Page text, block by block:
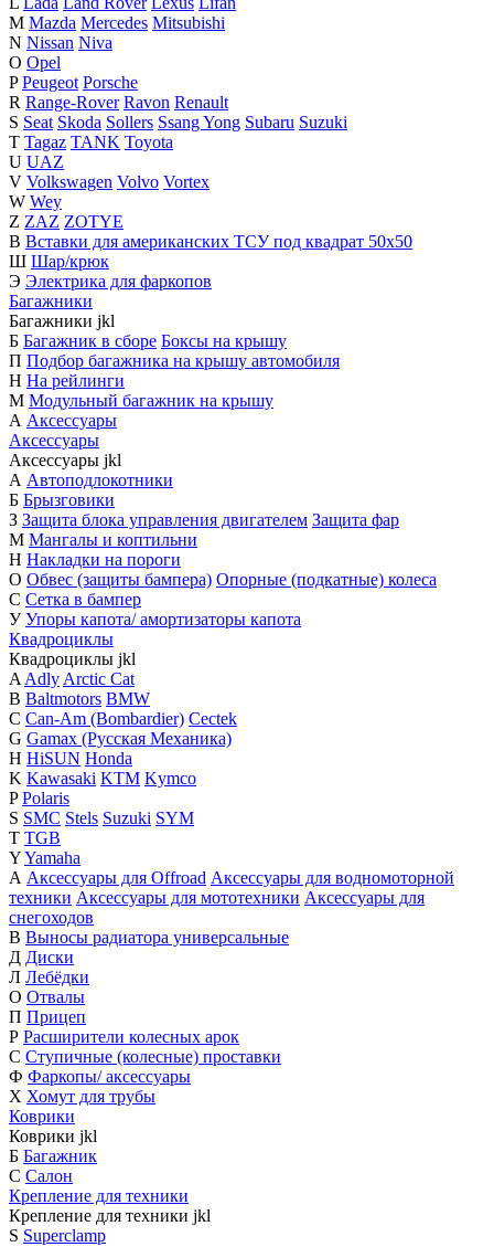
M Mazda Mercedes Mitsubishi
N Nissan Niva
O Opel
P Peugeot Porsche
R Range-Rover Ravon Renault
S Seat Skoda Sollers Ssang Yong Subaru Suzuki
T Tagaz TANK Toyota
U UAZ
V Volkswagen Volvo Vortex
W Wey
Z ZAZ ZOTYE
В Вставки для американских ТСУ под квадрат 50х50
Ш Шар/крюк
Э Электрика для фаркопов
Багажники
Багажники jkl
Б Багажник в сборе Боксы на крышу
П Подбор багажника на крышу автомобиля
Н На рейлинги
М Модульный багажник на крышу
А Аксессуары
Аксессуары
Аксессуары jkl
А Автоподлокотники
Б Брызговики
З Защита блока управления двигателем Защита фар
М Мангалы и коптильни
Н Накладки на пороги
О Обвес (защиты бампера) Опорные (подкатные) колеса
С Сетка в бампер
У Упоры капота/ амортизаторы капота
Квадроциклы
Квадроциклы jkl
A Adly Arctic Cat
B Baltmotors BMW
C Can-Am (Bombardier) Cectek
G Gamax (Русская Механика)
H HiSUN Honda
K Kawasaki KTM Kymco
P Polaris
S SMC Stels Suzuki SYM
T TGB
YYamaha
А Аксессуары для Offroad Аксессуары для водномоторной
техники Аксессуары для мототехники Аксессуары для
снегоходов
В Выносы радиатора универсальные
Д Диски
Л Лебёдки
О Отвалы
П Прицеп
Р Расширители колесных арок
С Ступичные (колесные) проставки
Ф Фаркопы/ аксессуары
Х Хомут для трубы
Коврики
Коврики jkl
Б Багажник
С Салон
Крепление для техники
Крепление для техники jkl
S Superclamp